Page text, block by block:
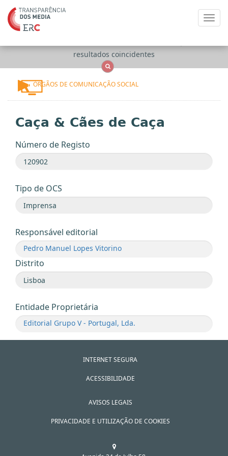
resultados coincidentes
ÓRGÃOS DE COMUNICAÇÃO SOCIAL
Caça & Cães de Caça
Número de Registo
Tipo de OCS
Responsável editorial
Pedro Manuel Lopes Vitorino
Distrito
Entidade Proprietária
Editorial Grupo V - Portugal, Lda.
INTERNET SEGURA
ACESSIBILIDADE
AVISOS LEGAIS
PRIVACIDADE E UTILIZAÇÃO DE COOKIES